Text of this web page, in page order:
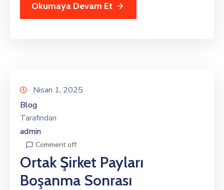
Okumaya Devam Et
Nisan 1, 2025
Blog
Tarafından
admin
Comment off
Ortak Şirket Payları
Boşanma Sonrası